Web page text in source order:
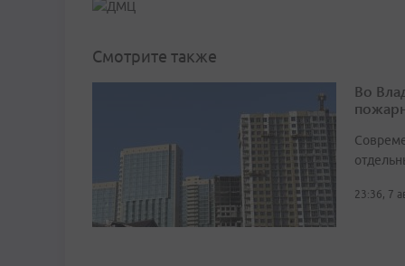
Смотрите также
Во
23:36, 7